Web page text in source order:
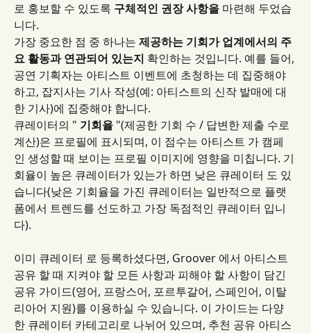
로 홍보할 수 있도록 구체적인 권장 사항을 마련해 두었습
니다.
가장 중요한 점 중 하나는 제공하는 기회가 업계에서의 주
요 활동과 연관되어 있는지 확인하는 것입니다. 예를 들어,
공연 기획자는 아티스트 이벤트에 초청하는 데 집중해야
하고, 잡지사는 기사 작성(예: 아티스트의 신작 발매에 대
한 기사)에 집중해야 합니다.
큐레이터의 " 기회율 "(제공한 기회 수 / 답변한 제출 수로
계산)은 프로필에 표시되며, 이 점수는 아티스트 가 캠페
인 생성할 때 보이는 프로필 이미지에 영향을 미칩니다. 기
회율이 높은 큐레이터가 있는가 하면 낮은 큐레이터 도 있
습니다(낮은 기회율을 가진 큐레이터는 일반적으로 플랫
폼에서 트렌드를 선도하고 가장 독점적인 큐레이터 입니
다).
이미 큐레이터 로 등록하셨다면, Groover 에서 아티스트
공유 할 때 지켜야 할 모든 사항과 피해야 할 사항이 담긴
공유 가이드(영어, 프랑스어, 포르투갈어, 스페인어, 이탈
리아어 지원)를 이용하실 수 있습니다. 이 가이드는 다양
한 큐레이터 카테고리로 나뉘어 있으며, 추천 공유 아티스